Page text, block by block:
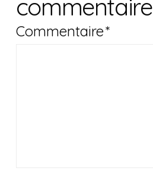
commentaire
Commentaire*